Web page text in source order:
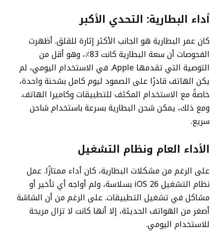
أداء البطارية: التحدي الأكبر
كان عمر البطارية هو الجانب الأكثر إثارة للقلق. أظهرت
الفحوصات أن سعة البطارية كانت 83٪، وهو أقل من
التوصية التي تقدمها Apple. في الاستخدام اليومي، لم
يكن الهاتف قادرًا على الصمود ليوم كامل بشحنة واحدة،
خاصةً مع الاستخدام المكثف للتطبيقات وكاميرا الهاتف.
ومع ذلك، يمكن شحن البطارية بسرعة باستخدام شاحن
سريع.
الأداء العام ونظام التشغيل
على الرغم من مشكلات البطارية، كان أداء ممتازًا. عمل
نظام التشغيل iOS 26 بسلاسة، ولم أواجه أي تأخير أو
مشاكل في تشغيل التطبيقات. على الرغم من أن الشاشة
أصغر من الهواتف الحديثة، إلا أنها كانت لا تزال مريحة
للاستخدام اليومي.